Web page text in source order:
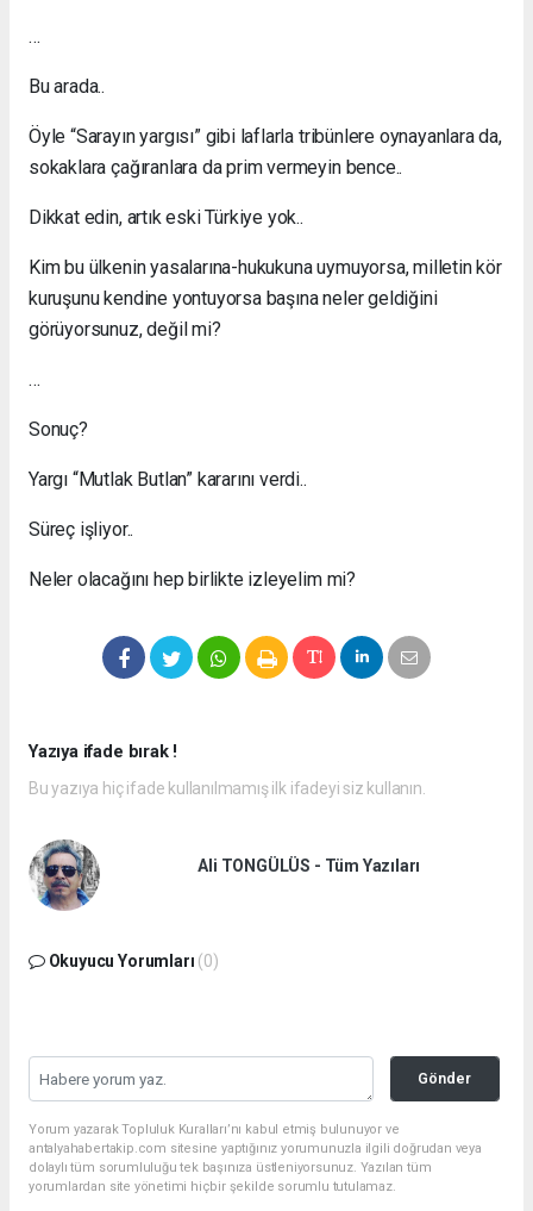
…
Bu arada..
Öyle “Sarayın yargısı” gibi laflarla tribünlere oynayanlara da,
sokaklara çağıranlara da prim vermeyin bence..
Dikkat edin, artık eski Türkiye yok..
Kim bu ülkenin yasalarına-hukukuna uymuyorsa, milletin kör
kuruşunu kendine yontuyorsa başına neler geldiğini
görüyorsunuz, değil mi?
…
Sonuç?
Yargı “Mutlak Butlan” kararını verdi..
Süreç işliyor..
Neler olacağını hep birlikte izleyelim mi?
Yazıya ifade bırak !
Bu yazıya hiç ifade kullanılmamış ilk ifadeyi siz kullanın.
Ali TONGÜLÜS - Tüm Yazıları
Okuyucu Yorumları (0)
Gönder
Yorum yazarak Topluluk Kuralları’nı kabul etmiş bulunuyor ve
antalyahabertakip.com sitesine yaptığınız yorumunuzla ilgili doğrudan veya
dolaylı tüm sorumluluğu tek başınıza üstleniyorsunuz. Yazılan tüm
yorumlardan site yönetimi hiçbir şekilde sorumlu tutulamaz.